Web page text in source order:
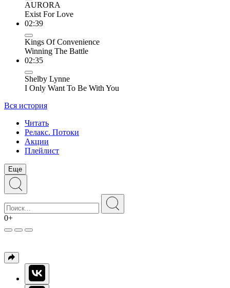
AURORA
Exist For Love
02:39
Kings Of Convenience
Winning The Battle
02:35
Shelby Lynne
I Only Want To Be With You
Вся история
Читать
Релакс. Потоки
Акции
Плейлист
Еще
0+